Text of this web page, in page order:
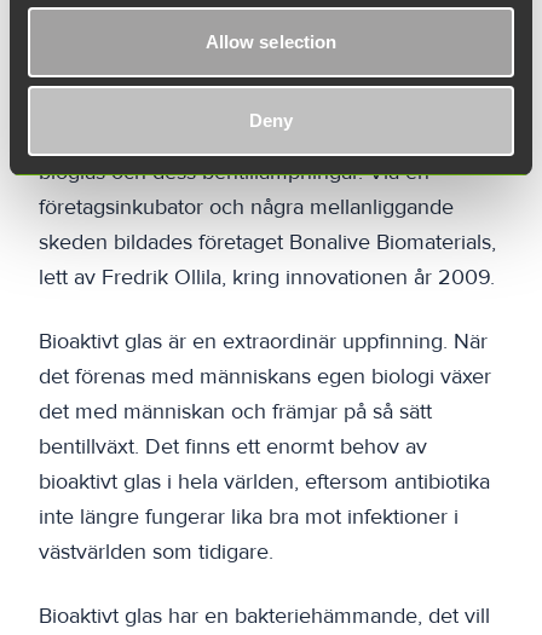
Allow selection
Deny
undersöktes vid Åbo Akademi på 1970-talet:
bioglas och dess bentillämpningar. Via en
företagsinkubator och några mellanliggande
skeden bildades företaget Bonalive Biomaterials,
lett av Fredrik Ollila, kring innovationen år 2009.
Bioaktivt glas är en extraordinär uppfinning. När
det förenas med människans egen biologi växer
det med människan och främjar på så sätt
bentillväxt. Det finns ett enormt behov av
bioaktivt glas i hela världen, eftersom antibiotika
inte längre fungerar lika bra mot infektioner i
västvärlden som tidigare.
Bioaktivt glas har en bakteriehämmande, det vill